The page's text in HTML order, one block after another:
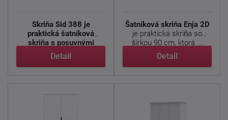
Skriňa Sid 388 je
praktická šatníková
skriňa s posuvnými
dverami, ...
Detail
Šatníková skriňa Enja 2D
je praktická skriňa so
šírkou 90 cm, ktorá ...
Detail